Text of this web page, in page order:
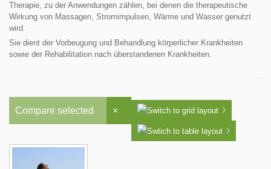
Therapie, zu der Anwendungen zählen, bei denen die therapeutische
Wirkung von Massagen, Stromimpulsen, Wärme und Wasser genutzt
wird.
Sie dient der Vorbeugung und Behandlung körperlicher Krankheiten
sowie der Rehabilitation nach überstandenen Krankheiten.
Compare selected ×